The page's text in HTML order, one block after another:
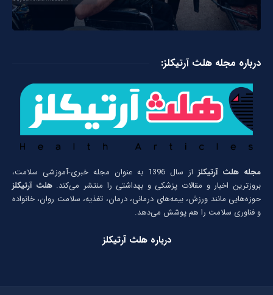
درباره مجله هلث آرتیکلز:
مجله هلث آرتیکلز
از سال 1396 به عنوان مجله خبری-آموزشی سلامت،
بروزترین اخبار و مقالات پزشکی و بهداشتی را منتشر می‌کند.هلث آرتیکلز
حوزه‌هایی مانند ورزش، بیمه‌های درمانی، درمان، تغذیه، سلامت روان، خانواده
و فناوری سلامت را هم پوشش می‌دهد.
درباره هلث آرتیکلز